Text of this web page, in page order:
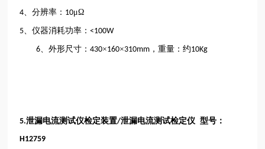
4 、分辨率： 10μΩ
5 、仪器消耗功率：<100W
6 、外形尺寸：430×160×310mm ，重量：约10Kg
5.泄漏电流测试仪检定装置/泄漏电流测试检定仪 型号：
H12759